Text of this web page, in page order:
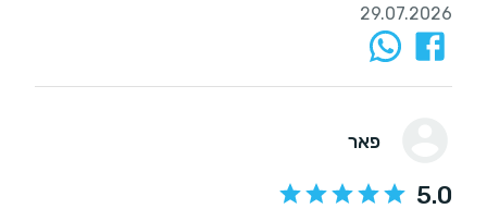
29.07.2026
פאר
5.0